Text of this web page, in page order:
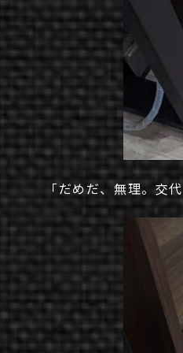
「だめだ、無理。交